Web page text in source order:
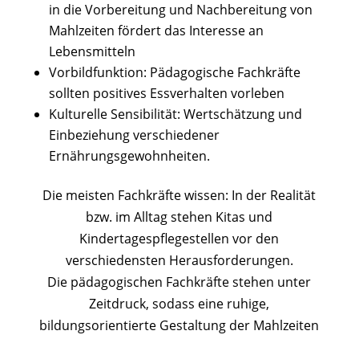
in die Vorbereitung und Nachbereitung von
Mahlzeiten fördert das Interesse an
Lebensmitteln
Vorbildfunktion: Pädagogische Fachkräfte
sollten positives Essverhalten vorleben
Kulturelle Sensibilität: Wertschätzung und
Einbeziehung verschiedener
Ernährungsgewohnheiten.
Die meisten Fachkräfte wissen: In der Realität
bzw. im Alltag stehen Kitas und
Kindertagespflegestellen vor den
verschiedensten Herausforderungen.
Die pädagogischen Fachkräfte stehen unter
Zeitdruck, sodass eine ruhige,
bildungsorientierte Gestaltung der Mahlzeiten